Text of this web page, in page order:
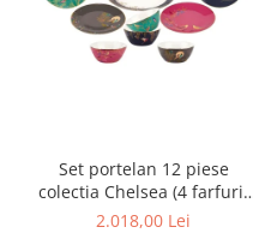
CHIQUE ROZ
CHIQUE STRIPES VERDE
CHIQUE GALBEN
Set portelan 12 piese
colectia Chelsea (4 farfurii
28 cm, 4 farfuri 20 cm si 4
2.018,00 Lei